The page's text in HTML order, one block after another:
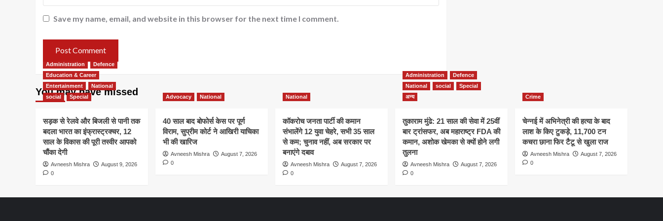
Save my name, email, and website in this browser for the next time I comment.
You may have missed
Administration
Defence
Education & Career
Entertainment
National
social
Special
सड़क से रेलवे और बिजली से पानी तक
बदला भारत का इंफ्रास्ट्रक्चर, 12
साल के विकास की पूरी तस्वीर आपको
चौंका देगी
Avneesh Mishra
August 9, 2026
0
Advocacy National
40 साल बाद बोफोर्स केस पर पूर्ण
विराम, सुप्रीम कोर्ट ने आखिरी याचिका
भी की खारिज
Avneesh Mishra
August 7, 2026
0
National
कॉकरोच जनता पार्टी की कमान
संभालेंगे 12 युवा चेहरे, सभी 35 साल
से कम; चुनाव नहीं, अब सरकार पर
बनाएंगे दबाव
Avneesh Mishra
August 7, 2026
0
Administration
Defence
National
social
Special
अन्य
तुकाराम मुंढे: 21 साल की सेवा में 25वीं
बार ट्रांसफर, अब महाराष्ट्र FDA की
कमान, अशोक खेमका से क्यों होने लगी
तुलना
Avneesh Mishra
August 7, 2026
0
Crime
चेन्नई में अभिनेत्री की हत्या के बाद
लाश के किए टुकड़े, 11,700 टन
कचरा छाना फिर टैटू से खुला राज
Avneesh Mishra
August 7, 2026
0